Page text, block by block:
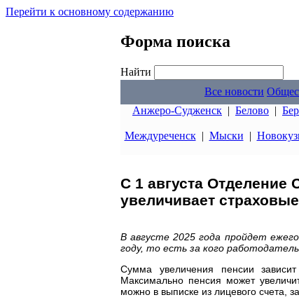
Перейти к основному содержанию
Форма поиска
Найти
Все новости
Анжеро-Судженск | Белово |
Междуреченск| Мыски |
С 1 августа Отделение
увеличивает
В августе 2025 года пройдет
году, то есть за кого
Сумма увеличения пенсии
Максимально пенсия может
можно в выписке из лицевого счета,